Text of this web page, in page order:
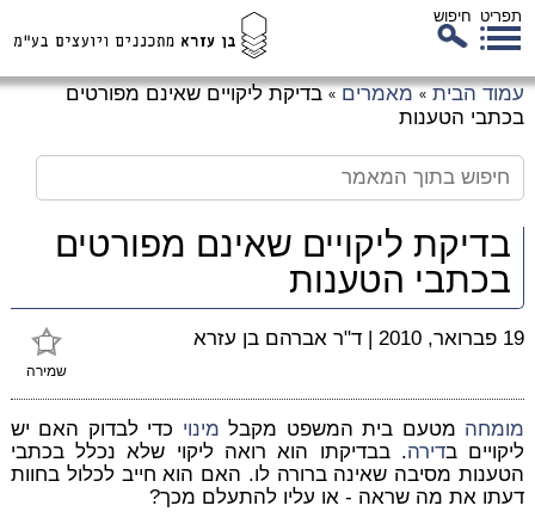
תפריט חיפוש
עמוד הבית » מאמרים » בדיקת ליקויים שאינם מפורטים
בכתבי הטענות
בדיקת ליקויים שאינם מפורטים
בכתבי הטענות
שמירה
19 פברואר, 2010 | ד"ר אברהם בן עזרא
מומחה מטעם בית המשפט מקבל מינוי כדי לבדוק האם יש
ליקויים בדירה. בבדיקתו הוא רואה ליקוי שלא נכלל בכתבי
הטענות מסיבה שאינה ברורה לו. האם הוא חייב לכלול בחוות
דעתו את מה שראה - או עליו להתעלם מכך?